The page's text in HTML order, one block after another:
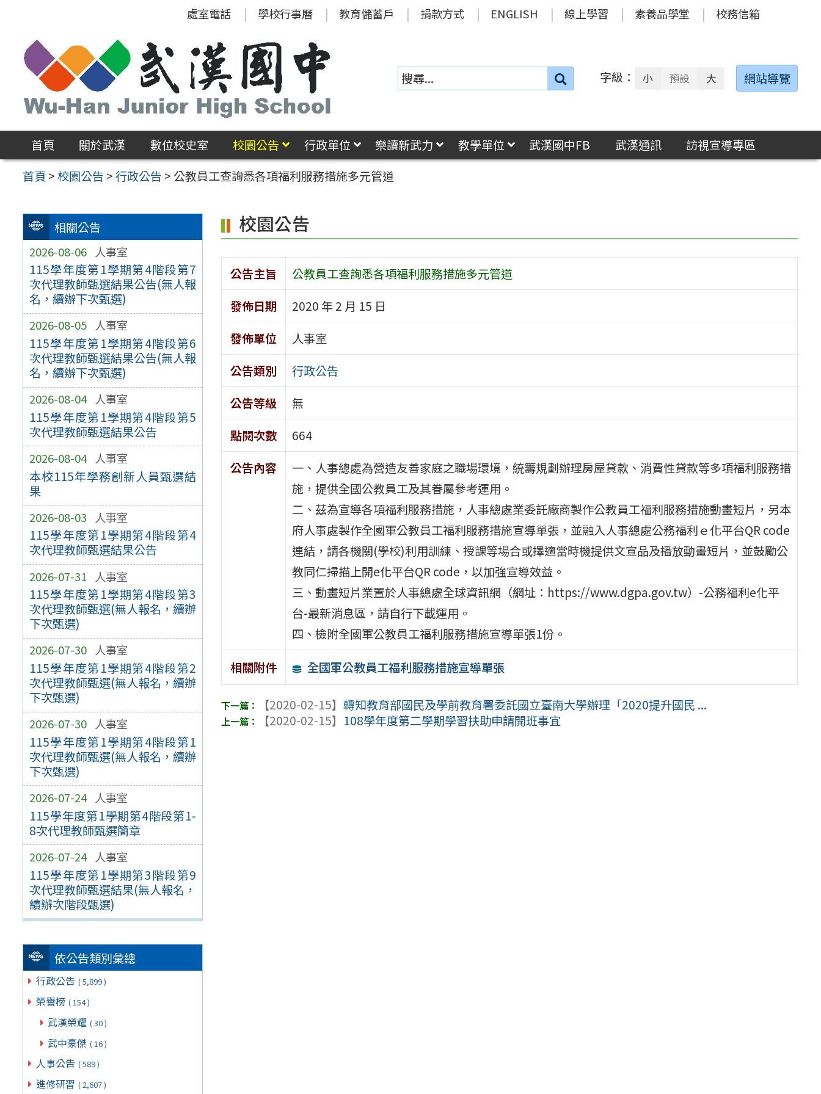
區
處室電話 學校行事曆 教育儲蓄戶 捐款方式 ENGLISH 線上學習 素養品學堂 校務信箱
搜
字級： 小 預設 大 網站導覽
首頁 關於武漢 數位校史室 校園公告 行政單位 樂讀新武力 教學單位 武漢國中FB 武漢通訊
訪視宣導專區
首頁 >校園公告 >行政公告 > 公教員工查詢悉各項福利服務措施多元管道
相關公告
2026-08-06 人事室
115學年度第1學期第4階段第7
次代理教師甄選結果公告(無人報
名，續辦下次甄選)
2026-08-05 人事室
115學年度第1學期第4階段第6
次代理教師甄選結果公告(無人報
名，續辦下次甄選)
2026-08-04 人事室
115學年度第1學期第4階段第5
次代理教師甄選結果公告
2026-08-04 人事室
本校115年學務創新人員甄選結
果
2026-08-03 人事室
115學年度第1學期第4階段第4
次代理教師甄選結果公告
2026-07-31 人事室
115學年度第1學期第4階段第3
次代理教師甄選(無人報名，續辦
下次甄選)
2026-07-30 人事室
115學年度第1學期第4階段第2
次代理教師甄選(無人報名，續辦
下次甄選)
2026-07-30 人事室
115學年度第1學期第4階段第1
次代理教師甄選(無人報名，續辦
下次甄選)
2026-07-24 人事室
115學年度第1學期第4階段第1-
8次代理教師甄選簡章
2026-07-24 人事室
115學年度第1學期第3階段第9
次代理教師甄選結果(無人報名，
續辦次階段甄選)
依公告類別彙總
行政公告 ( 5,899 )
榮譽榜 ( 154 )
武漢榮耀 ( 30 )
武中豪傑 ( 16 )
人事公告 ( 589 )
進修研習 ( 2,607 )
校園公告
公告主旨
公教員工查詢悉各項福利服務措施多元管道
發佈日期
2020 年 2 月 15 日
發佈單位
人事室
公告類別
行政公告
公告等級
無
點閱次數
664
公告內容
一、人事總處為營造友善家庭之職場環境，統籌規劃辦理房屋貸款、消費性貸款等多項福利服務措
施，提供全國公教員工及其眷屬參考運用。
二、茲為宣導各項福利服務措施，人事總處業委託廠商製作公教員工福利服務措施動畫短片，另本
府人事處製作全國軍公教員工福利服務措施宣導單張，並融入人事總處公務福利ｅ化平台QR code
連結，請各機關(學校)利用訓練、授課等場合或擇適當時機提供文宣品及播放動畫短片，並鼓勵公
教同仁掃描上開e化平台QR code，以加強宣導效益。
三、動畫短片業置於人事總處全球資訊網（網址：https://www.dgpa.gov.tw）-公務福利e化平
台-最新消息區，請自行下載運用。
四、檢附全國軍公教員工福利服務措施宣導單張1份。
相關附件
全國軍公教員工福利服務措施宣導單張
【2020-02-15】轉知教育部國民及學前教育署委託國立臺南大學辦理「2020提升國民 ...
【2020-02-15】 108學年度第二學期學習扶助申請開班事宜